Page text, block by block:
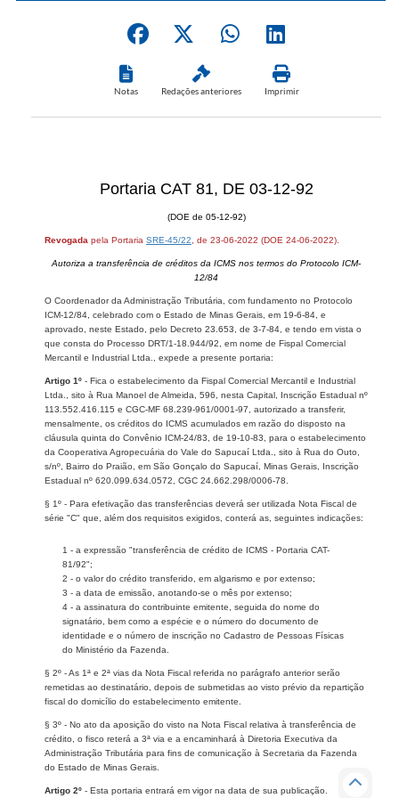
Notas Redações anteriores Imprimir
Portaria CAT 81, DE 03-12-92
(DOE de 05-12-92)
Revogada pela Portaria SRE-45/22 , de 23-06-2022 (DOE 24-06-2022).
Autoriza a transferência de créditos da ICMS nos termos do Protocolo ICM-
12/84
O Coordenador da Administração Tributária, com fundamento no Protocolo
ICM-12/84, celebrado com o Estado de Minas Gerais, em 19-6-84, e
aprovado, neste Estado, pelo Decreto 23.653, de 3-7-84, e tendo em vista o
que consta do Processo DRT/1-18.944/92, em nome de Fispal Comercial
Mercantil e Industrial Ltda., expede a presente portaria:
Artigo 1º - Fica o estabelecimento da Fispal Comercial Mercantil e Industrial
Ltda., sito à Rua Manoel de Almeida, 596, nesta Capital, Inscrição Estadual nº
113.552.416.115 e CGC-MF 68.239-961/0001-97, autorizado a transferir,
mensalmente, os créditos do ICMS acumulados em razão do disposto na
cláusula quinta do Convênio ICM-24/83, de 19-10-83, para o estabelecimento
da Cooperativa Agropecuária do Vale do Sapucaí Ltda., sito à Rua do Outo,
s/nº, Bairro do Praião, em São Gonçalo do Sapucaí, Minas Gerais, Inscrição
Estadual nº 620.099.634.0572, CGC 24.662.298/0006-78.
§ 1º - Para efetivação das transferências deverá ser utilizada Nota Fiscal de
série "C" que, além dos requisitos exigidos, conterá as, seguintes indicações:
1 - a expressão "transferência de crédito de ICMS - Portaria CAT-
81/92";
2 - o valor do crédito transferido, em algarismo e por extenso;
3 - a data de emissão, anotando-se o mês por extenso;
4 - a assinatura do contribuinte emitente, seguida do nome do
signatário, bem como a espécie e o número do documento de
identidade e o número de inscrição no Cadastro de Pessoas Físicas
do Ministério da Fazenda.
§ 2º - As 1ª e 2ª vias da Nota Fiscal referida no parágrafo anterior serão
remetidas ao destinatário, depois de submetidas ao visto prévio da repartição
fiscal do domicílio do estabelecimento emitente.
§ 3º - No ato da aposição do visto na Nota Fiscal relativa à transferência de
crédito, o fisco reterá a 3ª via e a encaminhará à Diretoria Executiva da
Administração Tributária para fins de comunicação à Secretaria da Fazenda
do Estado de Minas Gerais.
Artigo 2º - Esta portaria entrará em vigor na data de sua publicação.